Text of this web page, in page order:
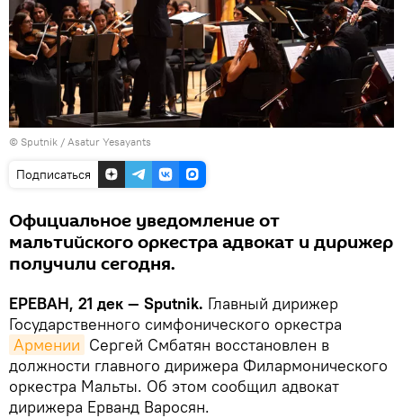
© Sputnik / Asatur Yesayants
Подписаться
Официальное уведомление от
мальтийского оркестра адвокат и дирижер
получили сегодня.
ЕРЕВАН, 21 дек — Sputnik. Главный дирижер
Государственного симфонического оркестра
Армении Сергей Смбатян восстановлен в
должности главного дирижера Филармонического
оркестра Мальты. Об этом сообщил адвокат
дирижера Ерванд Варосян.